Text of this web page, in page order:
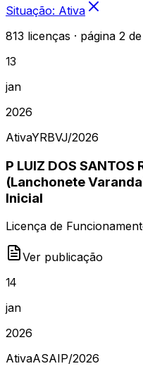
Situação: Ativa
813 licenças · página 2
13
jan
2026
AtivaYRBVJ/2026
P LUIZ DOS SANTOS
(Lanchonete
Inicial
Licença de
Ver publicação
14
jan
2026
AtivaASAIP/2026